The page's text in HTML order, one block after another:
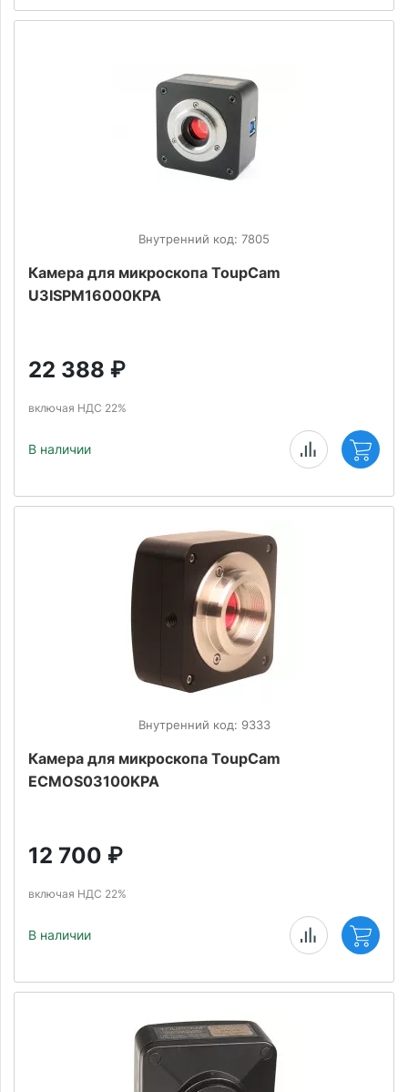
Внутренний код: 7805
Камера для микроскопа ToupCam
U3ISPM16000KPA
22 388 ₽
включая НДС 22%
В наличии
Внутренний код: 9333
Камера для микроскопа ToupCam
ECMOS03100KPA
12 700 ₽
включая НДС 22%
В наличии